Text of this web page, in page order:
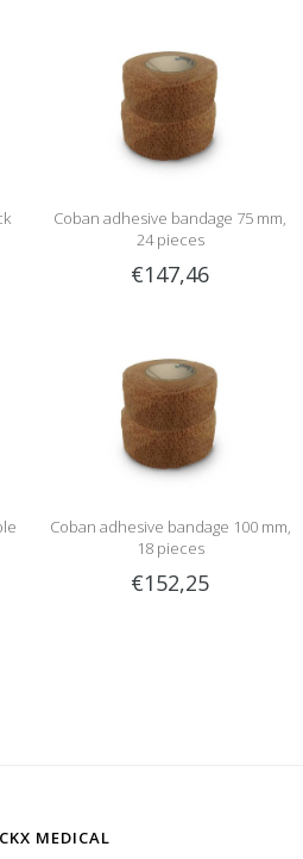
Coban adhesive bandage 75 mm,
24 pieces
€147,46
Coban adhesive bandage 100 mm,
18 pieces
€152,25
MEDICAL